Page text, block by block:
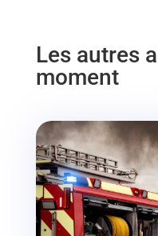
Les autres
moment